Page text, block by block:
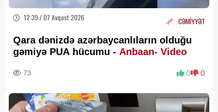
12:39 / 07 Avqust 2026 CƏMİYYƏT
Qara dənizdə azərbaycanlıların olduğu
gəmiyə PUA hücumu - Anbaan- Video
73 0 0